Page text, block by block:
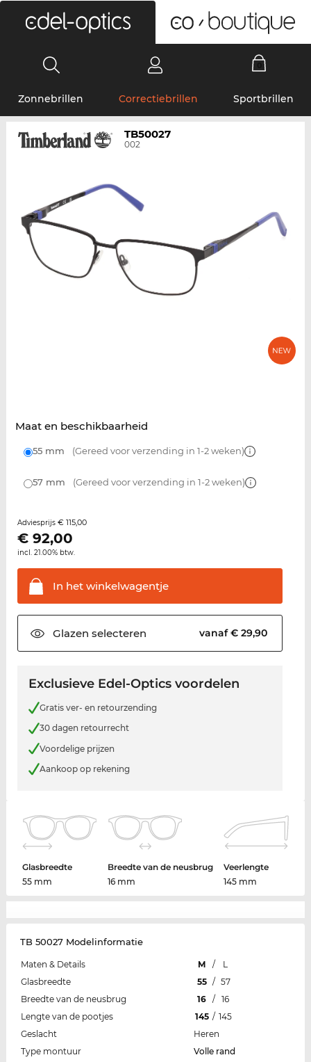
Zonnebrillen Correctiebrillen Sportbrillen
TB50027
002
Maat en beschikbaarheid
55 mm (Gereed voor verzending in 1-2 weken)
57 mm (Gereed voor verzending in 1-2 weken)
Adviesprijs € 115,00
€ 92,00
incl. 21.00% btw.
In hetwinkelwagentje
Glazen selecteren vanaf € 29,90
Exclusieve Edel-Optics voordelen
Gratis ver- en retourzending
30 dagen retourrecht
Voordelige prijzen
Aankoop op rekening
Glasbreedte
55 mm
Breedte van de neusbrug
16 mm
Veerlengte
145 mm
TB 50027 Modelinformatie
Maten & Details M /
L
Glasbreedte
55 / 57
Breedte van de neusbrug
16 /
16
Lengte van de pootjes
145 / 145
Geslacht
Heren
Type montuur
Volle rand